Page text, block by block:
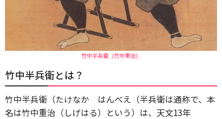
竹中半兵衛（竹中重治）
竹中半兵衛とは？
竹中半兵衛（たけなか はんべえ（半兵衛は通称で、本
名は竹中重治（しげはる）という）は、天文13年